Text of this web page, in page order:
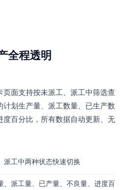
全程透明
页面支持按未派工、派工中筛选查
计划生产量、派工数量、已生产数
度百分比，所有数据自动更新、无
派工中两种状态快速切换
、派工量、已产量、不良量、进度百